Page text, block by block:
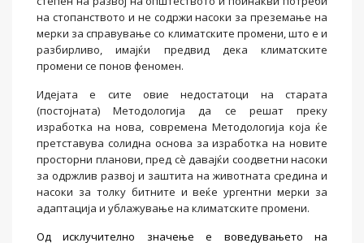
на стопанството и не содржи насоки за преземање на
мерки за справување со климатските промени, што е и
разбирливо, имајќи предвид дека климатските
промени се понов феномен.
Идејата е сите овие недостатоци на старата
(постојната) Методологија да се решат преку
изработка на нова, современа Методологија која ќе
претставува солидна основа за изработка на новите
просторни планови, пред сè давајќи соодветни насоки
за одржлив развој и заштита на животната средина и
насоки за толку битните и веќе ургентни мерки за
адаптација и ублажување на климатските промени.
Од исклучително значење е воведувањето на